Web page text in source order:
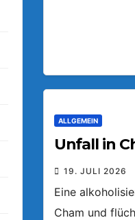
ALLGEMEIN
Unfall in
19. JULI 2026
Eine
Cham und